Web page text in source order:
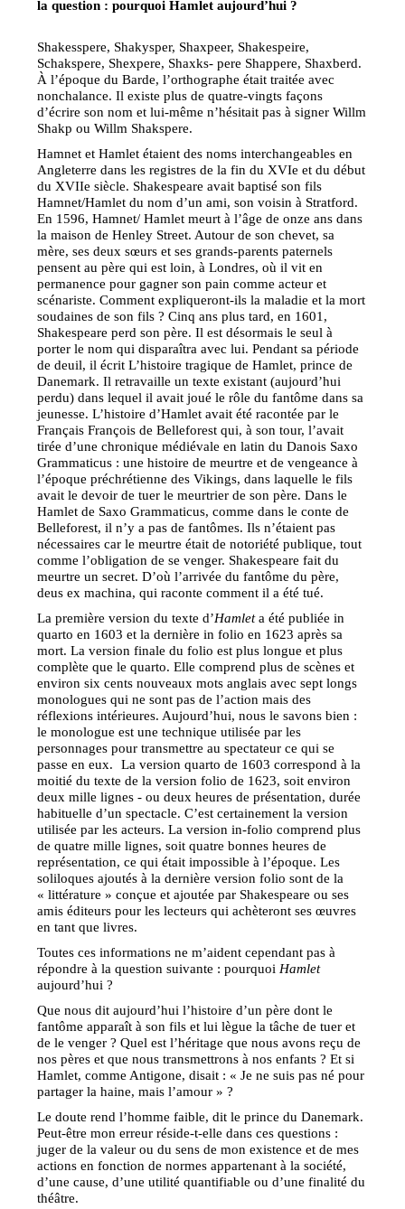
la question : pourquoi Hamlet aujourd’hui ?
Shakesspere, Shakysper, Shaxpeer, Shakespeire,
Schakspere, Shexpere, Shaxks- pere Shappere, Shaxberd.
À l’époque du Barde, l’orthographe était traitée avec
nonchalance. Il existe plus de quatre-vingts façons
d’écrire son nom et lui-même n’hésitait pas à signer Willm
Shakp ou Willm Shakspere.
Hamnet et Hamlet étaient des noms interchangeables en
Angleterre dans les registres de la fin du XVIe et du début
du XVIIe siècle. Shakespeare avait baptisé son fils
Hamnet/Hamlet du nom d’un ami, son voisin à Stratford.
En 1596, Hamnet/ Hamlet meurt à l’âge de onze ans dans
la maison de Henley Street. Autour de son chevet, sa
mère, ses deux sœurs et ses grands-parents paternels
pensent au père qui est loin, à Londres, où il vit en
permanence pour gagner son pain comme acteur et
scénariste. Comment expliqueront-ils la maladie et la mort
soudaines de son fils ? Cinq ans plus tard, en 1601,
Shakespeare perd son père. Il est désormais le seul à
porter le nom qui disparaîtra avec lui. Pendant sa période
de deuil, il écrit L’histoire tragique de Hamlet, prince de
Danemark. Il retravaille un texte existant (aujourd’hui
perdu) dans lequel il avait joué le rôle du fantôme dans sa
jeunesse. L’histoire d’Hamlet avait été racontée par le
Français François de Belleforest qui, à son tour, l’avait
tirée d’une chronique médiévale en latin du Danois Saxo
Grammaticus : une histoire de meurtre et de vengeance à
l’époque préchrétienne des Vikings, dans laquelle le fils
avait le devoir de tuer le meurtrier de son père. Dans le
Hamlet de Saxo Grammaticus, comme dans le conte de
Belleforest, il n’y a pas de fantômes. Ils n’étaient pas
nécessaires car le meurtre était de notoriété publique, tout
comme l’obligation de se venger. Shakespeare fait du
meurtre un secret. D’où l’arrivée du fantôme du père,
deus ex machina, qui raconte comment il a été tué.
La première version du texte d’Hamleta été publiée in
quarto en 1603 et la dernière in folio en 1623 après sa
mort. La version finale du folio est plus longue et plus
complète que le quarto. Elle comprend plus de scènes et
environ six cents nouveaux mots anglais avec sept longs
monologues qui ne sont pas de l’action mais des
réflexions intérieures. Aujourd’hui, nous le savons bien :
le monologue est une technique utilisée par les
personnages pour transmettre au spectateur ce qui se
passe en eux. La version quarto de 1603 correspond à la
moitié du texte de la version folio de 1623, soit environ
deux mille lignes - ou deux heures de présentation, durée
habituelle d’un spectacle. C’est certainement la version
utilisée par les acteurs. La version in-folio comprend plus
de quatre mille lignes, soit quatre bonnes heures de
représentation, ce qui était impossible à l’époque. Les
soliloques ajoutés à la dernière version folio sont de la
« littérature » conçue et ajoutée par Shakespeare ou ses
amis éditeurs pour les lecteurs qui achèteront ses œuvres
en tant que livres.
Toutes ces informations ne m’aident cependant pas à
répondre à la question suivante : pourquoi Hamlet
aujourd’hui ?
Que nous dit aujourd’hui l’histoire d’un père dont le
fantôme apparaît à son fils et lui lègue la tâche de tuer et
de le venger ? Quel est l’héritage que nous avons reçu de
nos pères et que nous transmettrons à nos enfants ? Et si
Hamlet, comme Antigone, disait : « Je ne suis pas né pour
partager la haine, mais l’amour » ?
Le doute rend l’homme faible, dit le prince du Danemark.
Peut-être mon erreur réside-t-elle dans ces questions :
juger de la valeur ou du sens de mon existence et de mes
actions en fonction de normes appartenant à la société,
d’une cause, d’une utilité quantifiable ou d’une finalité du
théâtre.